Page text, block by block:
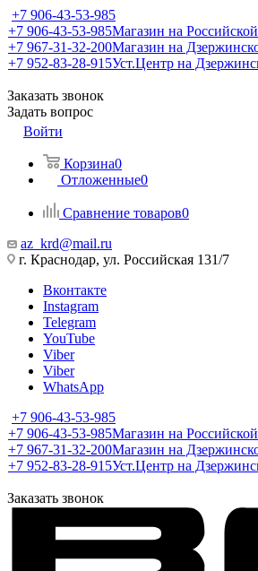
+7 906-43-53-985
+7 906-43-53-985Магазин на
+7 967-31-32-200Магазин на
+7 952-83-28-915Уст.Центр на
Заказать звонок
Задать вопрос
Войти
Корзина0
Отложенные0
Сравнение товаров0
az_krd@mail.ru
г. Краснодар, ул. Российская 131/7
Вконтакте
Instagram
Telegram
YouTube
Viber
Viber
WhatsApp
+7 906-43-53-985
+7 906-43-53-985Магазин на
+7 967-31-32-200Магазин на
+7 952-83-28-915Уст.Центр на
Заказать звонок